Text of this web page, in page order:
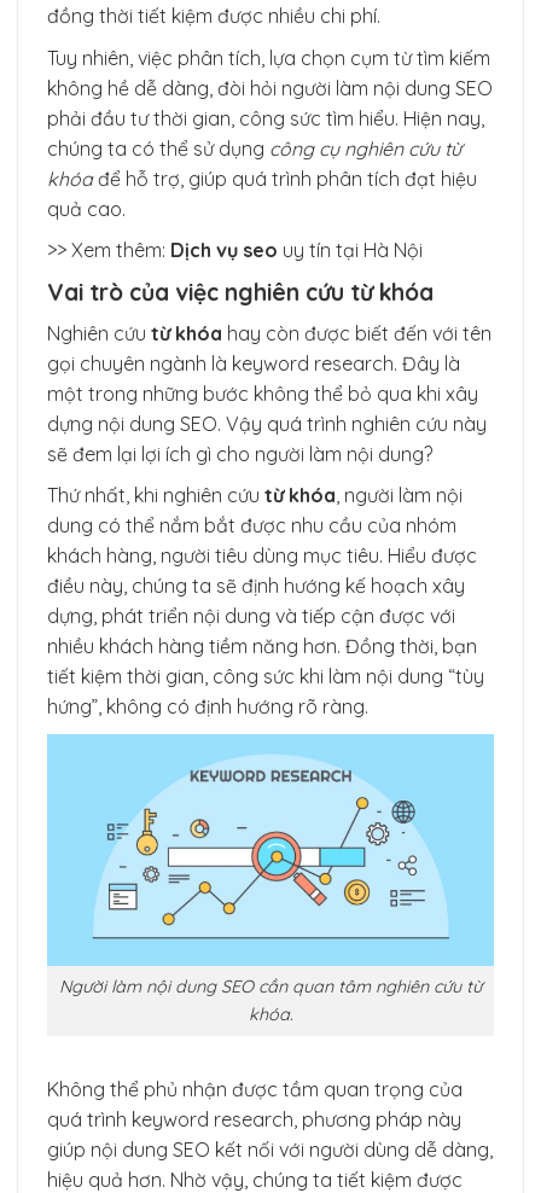
đồng thời tiết kiệm được nhiều chi phí.
Tuy nhiên, việc phân tích, lựa chọn cụm từ tìm kiếm
không hề dễ dàng, đòi hỏi người làm nội dung SEO
phải đầu tư thời gian, công sức tìm hiểu. Hiện nay,
chúng ta có thể sử dụng công cụ nghiên cứu từ
khóađể hỗ trợ, giúp quá trình phân tích đạt hiệu
quả cao.
>> Xem thêm: Dịch vụ seo uy tín tại Hà Nội
Vai trò của việc nghiên cứu từ khóa
Nghiên cứu từ khóa hay còn được biết đến với tên
gọi chuyên ngành là keyword research. Đây là
một trong những bước không thể bỏ qua khi xây
dựng nội dung SEO. Vậy quá trình nghiên cứu này
sẽ đem lại lợi ích gì cho người làm nội dung?
Thứ nhất, khi nghiên cứu từ khóa, người làm nội
dung có thể nắm bắt được nhu cầu của nhóm
khách hàng, người tiêu dùng mục tiêu. Hiểu được
điều này, chúng ta sẽ định hướng kế hoạch xây
dựng, phát triển nội dung và tiếp cận được với
nhiều khách hàng tiềm năng hơn. Đồng thời, bạn
tiết kiệm thời gian, công sức khi làm nội dung “tùy
hứng”, không có định hướng rõ ràng.
Người làm nội dung SEO cần quan tâm nghiên cứu từ
khóa.
Không thể phủ nhận được tầm quan trọng của
quá trình keyword research, phương pháp này
giúp nội dung SEO kết nối với người dùng dễ dàng,
hiệu quả hơn. Nhờ vậy, chúng ta tiết kiệm được